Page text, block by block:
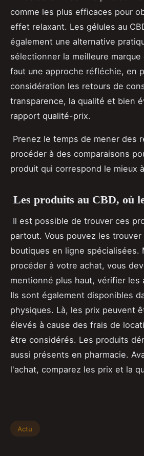
comme les plus efficaces pour
effet relaxant. Les gélules au
également une alternative
sélectionner la meilleure marque
faut une approche réfléchie, en
considération les retours de
transparence, la qualité et bien
rapport qualité-prix.
Prenez le temps de mener des
procéder à des comparaisons
produit qui correspond le mieux
Les produits au CBD, où
Il est possible de trouver ces
partout. Vous pouvez les trouver
boutiques en ligne spécialisées.
procéder à votre achat, vous
mentionné plus haut, vérifier les
Ils sont également disponibles
physiques. Là, les prix peuvent
élevés à cause des frais de
être considérés. Les produits
aussi présents en pharmacie.
l'achat, comparez les prix et la
Actu